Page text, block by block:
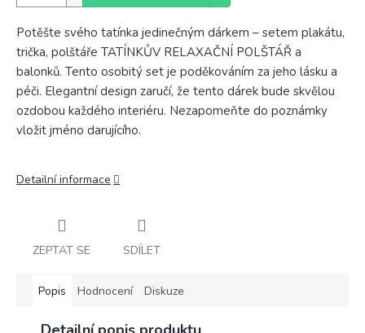
Potěšte svého tatínka jedinečným dárkem – setem plakátu,
trička, polštáře TATÍNKŮV RELAXAČNÍ POLŠTÁŘ a
balonků. Tento osobitý set je poděkováním za jeho lásku a
péči. Elegantní design zaručí, že tento dárek bude skvělou
ozdobou každého interiéru. Nezapomeňte do poznámky
vložit jméno darujícího.
Detailní informace
ZEPTAT SE SDÍLET
Popis Hodnocení Diskuze